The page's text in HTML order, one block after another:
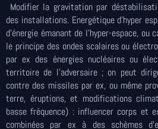
Modifier la gravitation par
des installations. Energétique d’hyper
d’énergie émanant de l’hyper-espace, ou
le principe des ondes scalaires ou
par ex des énergies nucléaires ou
territoire de l’adversaire ; on peut
contre des missiles par ex, ou même
terre, éruptions, et modifications
basse fréquence) : influencer corps et
combinées par ex à des schèmes